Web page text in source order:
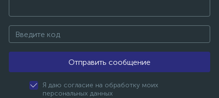
Отправить сообщение
Я даю согласие на обработку моих
персональных данных